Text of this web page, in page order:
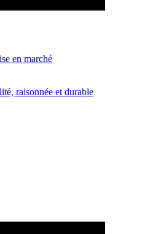
en marché
raisonnée et durable